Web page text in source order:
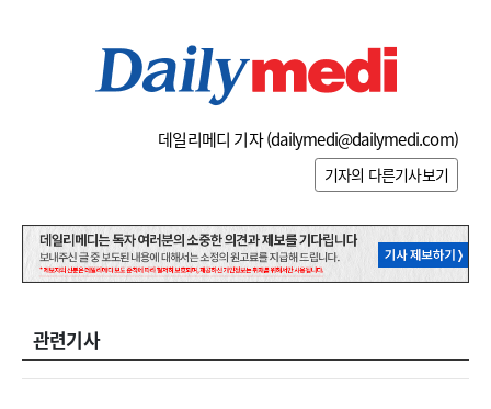
데일리메디 기자 (dailymedi@dailymedi.com)
기자의 다른기사보기
관련기사